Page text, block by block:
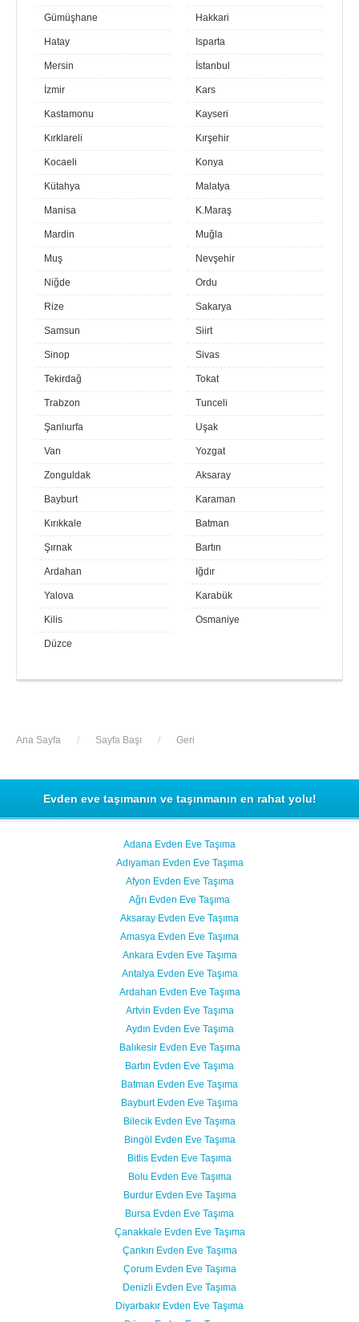
Gümüşhane Hakkari
Hatay Isparta
Mersin İstanbul
İzmir Kars
Kastamonu Kayseri
Kırklareli Kırşehir
Kocaeli Konya
Kütahya Malatya
Manisa K.Maraş
Mardin Muğla
Muş Nevşehir
Niğde Ordu
Rize Sakarya
Samsun Siirt
Sinop Sivas
Tekirdağ Tokat
Trabzon Tunceli
Şanlıurfa Uşak
Van Yozgat
Zonguldak Aksaray
Bayburt Karaman
Kırıkkale Batman
Şırnak Bartın
Ardahan Iğdır
Yalova Karabük
Kilis Osmaniye
Düzce
Ana Sayfa / Sayfa Başı / Geri
Evden eve taşımanın ve taşınmanın en rahat yolu!
Adana Evden Eve Taşıma
Adıyaman Evden Eve Taşıma
Afyon Evden Eve Taşıma
Ağrı Evden Eve Taşıma
Aksaray Evden Eve Taşıma
Amasya Evden Eve Taşıma
Ankara Evden Eve Taşıma
Antalya Evden Eve Taşıma
Ardahan Evden Eve Taşıma
Artvin Evden Eve Taşıma
Aydın Evden Eve Taşıma
Balıkesir Evden Eve Taşıma
Bartın Evden Eve Taşıma
Batman Evden Eve Taşıma
Bayburt Evden Eve Taşıma
Bilecik Evden Eve Taşıma
Bingöl Evden Eve Taşıma
Bitlis Evden Eve Taşıma
Bolu Evden Eve Taşıma
Burdur Evden Eve Taşıma
Bursa Evden Eve Taşıma
Çanakkale Evden Eve Taşıma
Çankırı Evden Eve Taşıma
Çorum Evden Eve Taşıma
Denizli Evden Eve Taşıma
Diyarbakır Evden Eve Taşıma